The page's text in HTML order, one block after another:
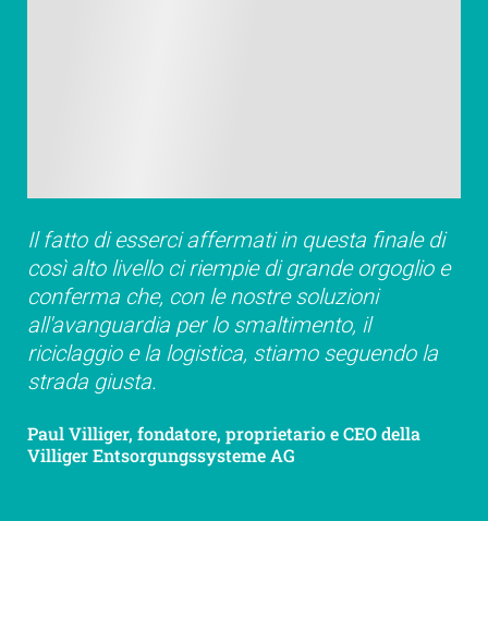
Il fatto di esserci affermati in questa finale di
così alto livello ci riempie di grande orgoglio e
conferma che, con le nostre soluzioni
all'avanguardia per lo smaltimento, il
riciclaggio e la logistica, stiamo seguendo la
strada giusta.
Paul Villiger, fondatore, proprietario e CEO della
Villiger Entsorgungssysteme AG